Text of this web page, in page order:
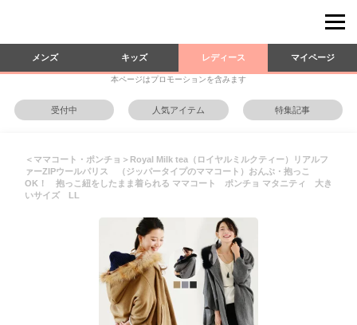
メンズ キッズ レディース マイページ
本ページはプロモーションを含みます
受付中 人気アイテム 特集記事
＜ママコート・ポンチョ＞Royal Milk tea（ロイヤルミルクティー）リアルフ
ァーZIPウールパリス （ジッパータイプのママコート）おんぶ・抱っこ
OK！ 抱っこ紐をしたまま着られる ママコート ポンチョ マタニティ 大き
いサイズ LL